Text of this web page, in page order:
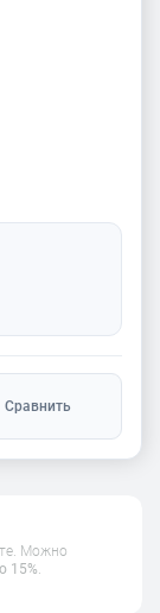
Сравнить
Можно
15%